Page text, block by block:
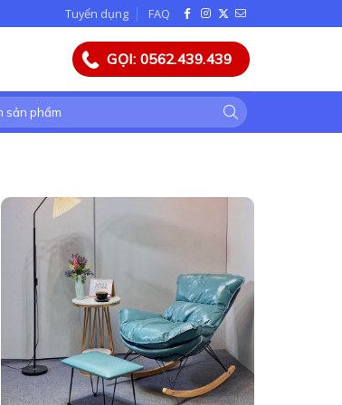
Tuyển dụng FAQ
GỌI: 0562.439.439